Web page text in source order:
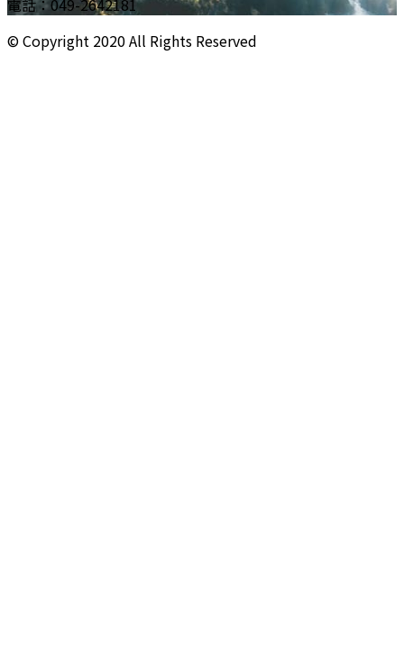
© Copyright 2020All Rights Reserved